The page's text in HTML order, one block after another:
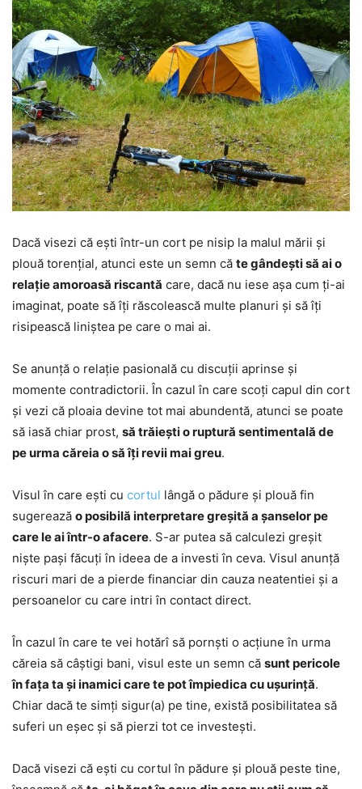
Dacă visezi că ești într-un cort pe nisip la malul mării și
plouă torențial, atunci este un semn că te gândești să ai o
relație amoroasă riscantă care, dacă nu iese așa cum ți-ai
imaginat, poate să îți răscolească multe planuri și să îți
risipească liniștea pe care o mai ai.
Se anunță o relație pasională cu discuții aprinse și
momente contradictorii. În cazul în care scoți capul din cort
și vezi că ploaia devine tot mai abundentă, atunci se poate
să iasă chiar prost, să trăiești o ruptură sentimentală de
pe urma căreia o să îți revii mai greu.
Visul în care ești cu cortul lângă o pădure și plouă fin
sugerează o posibilă interpretare greșită a șanselor pe
care le ai într-o afacere. S-ar putea să calculezi greșit
niște pași făcuți în ideea de a investi în ceva. Visul anunță
riscuri mari de a pierde financiar din cauza neatentiei și a
persoanelor cu care intri în contact direct.
În cazul în care te vei hotărî să pornști o acțiune în urma
căreia să câștigi bani, visul este un semn că sunt pericole
în fața ta și inamici care te pot împiedica cu ușurință.
Chiar dacă te simți sigur(a) pe tine, există posibilitatea să
suferi un eșec și să pierzi tot ce investești.
Dacă visezi că ești cu cortul în pădure și plouă peste tine,